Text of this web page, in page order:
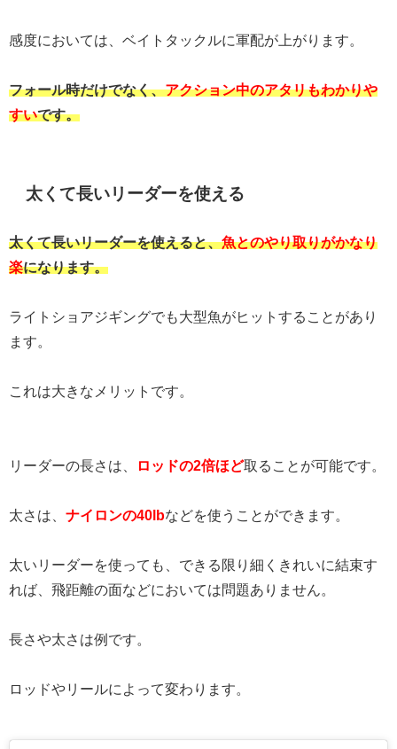
感度においては、ベイトタックルに軍配が上がります。
フォール時だけでなく、アクション中のアタリもわかりや
すいです。
太くて長いリーダーを使える
太くて長いリーダーを使えると、魚とのやり取りがかなり
楽になります。
ライトショアジギングでも大型魚がヒットすることがあり
ます。
これは大きなメリットです。
リーダーの長さは、 ロッドの2倍ほど取ることが可能です。
太さは、 ナイロンの40lbなどを使うことができます。
太いリーダーを使っても、できる限り細くきれいに結束す
れば、飛距離の面などにおいては問題ありません。
長さや太さは例です。
ロッドやリールによって変わります。